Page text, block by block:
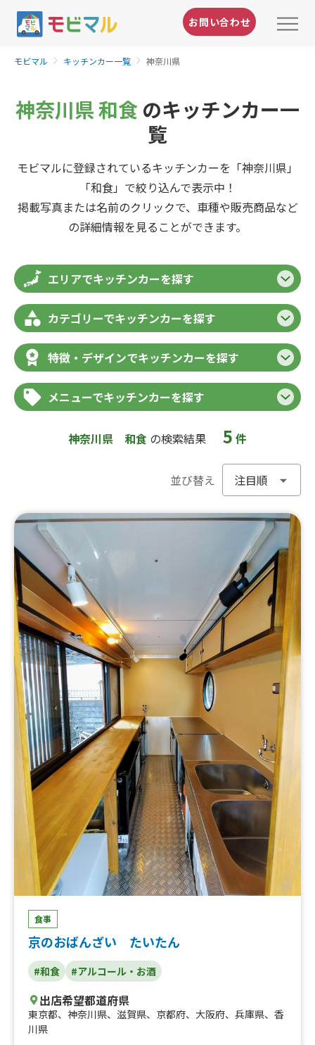
お問い合わせ
モビマル キッチンカー一覧 神奈川県
神奈川県 和食 のキッチンカー一
覧
モビマルに登録されているキッチンカーを「神奈川県」
「和食」で絞り込んで表示中！
掲載写真または名前のクリックで、車種や販売商品など
の詳細情報を見ることができます。
エリアでキッチンカーを探す
カテゴリーでキッチンカーを探す
特徴・デザインでキッチンカーを探す
メニューでキッチンカーを探す
神奈川県 和食 の検索結果 5 件
並び替え
食事
京のおばんざい たいたん
#和食 #アルコール・お酒
出店希望都道府県
東京都、 神奈川県、 滋賀県、 京都府、 大阪府、 兵庫県、 香
川県